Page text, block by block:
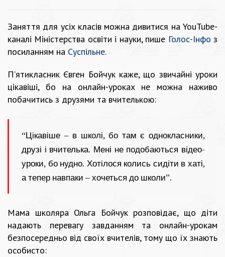
Заняття для усіх класів можна дивитися на YouTube-
каналі Міністерства освіти і науки, пише Голос-Інфо з
посиланням на Суспільне.
П’ятикласник Євген Бойчук каже, що звичайні уроки
цікавіші, бо на онлайн-уроках не можна наживо
побачитись з друзями та вчителькою:
“Цікавіше – в школі, бо там є однокласники,
друзі і вчителька. Мені не подобаються відео-
уроки, бо нудно. Хотілося колись сидіти в хаті,
а тепер навпаки – хочеться до школи”.
Мама школяра Ольга Бойчук розповідає, що діти
надають перевагу завданням та онлайн-урокам
безпосередньо від своїх вчителів, тому що їх знають
особисто: